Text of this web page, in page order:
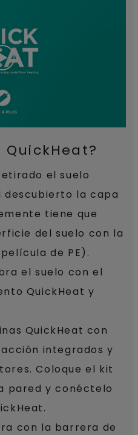
el suelo
descubierto la capa
tiene que
del suelo con la
de PE).
el suelo con el
QuickHeat y
QuickHeat con
integrados y
Coloque el kit
pared y conéctelo
con la barrera de